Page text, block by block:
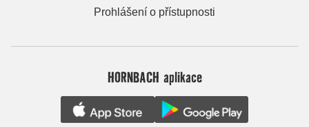
Prohlášení o přístupnosti
HORNBACH aplikace